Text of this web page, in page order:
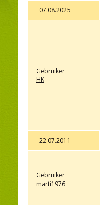
07.08.2025
Gebruiker
HK
22.07.2011
Gebruiker
marti1976